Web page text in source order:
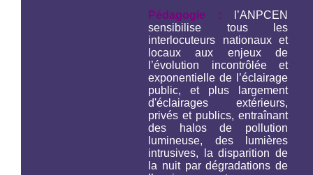
Pédagogie :
l’ANPCEN
sensibilise tous les
interlocuteurs nationaux et
locaux aux enjeux de
l’évolution incontrôlée et
exponentielle de l’éclairage
public, et plus largement
d'éclairages extérieurs,
privés et publics, entraînant
des halos de pollution
lumineuse, des lumières
intrusives, la disparition de
la nuit par dégradations de